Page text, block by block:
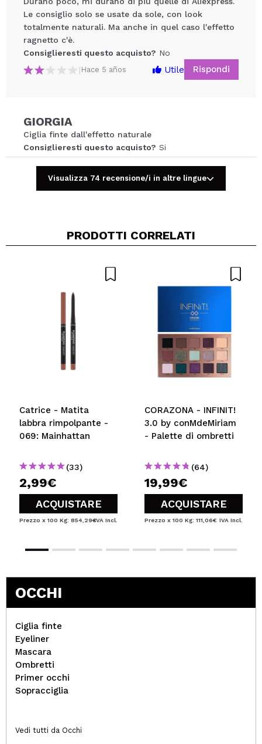
Condividi un video o una foto
Il tuo video potrebbe essere il primo. Immaginalo...
Consiglieresti questo acquisto? Si No
Le consiglio solo se usate da sole, con look
totalmente naturali. Ma anche in quel caso l'effetto
ragnetto c'è.
Consiglieresti questo acquisto? No
| Hace 5 años Utile Rispondi
GIORGIA
Ciglia finte dall'effetto naturale
Consiglieresti questo acquisto? Si
|
Utile Rispondi
Amo queste ciglia, sono super naturali, folte, non
cerbiatto apparire come si deve. ^-^ Perfette anche
per le spose! Beh, dipende sempre dalla forma degli
Rispondi
Raquel
ciglia lunghissime come me. :( Molto molto bella, la
acquisterò ancora per le spose, perché sono
veramente fantastiche.
|Hace 10 años Utile Rispondi
giulia
acquisto, ma le adoro perchè rispetto alle altre
Visualizza 74 recensione/i in altre lingue
PRODOTTI CORRELATI
Catrice - Matita
labbra rimpolpante -
069: Mainhattan
(33)
2,99€
ACQUISTARE
Prezzo x 100 Kg: 854,29€IVA Incl.
CORAZONA - INFINIT!
3.0 by conMdeMiriam
- Palette di ombretti
(64)
19,99€
ACQUISTARE
Prezzo x 100 Kg: 111,06€ IVA Incl.
OCCHI
Ciglia finte
Eyeliner
Mascara
Ombretti
Primer occhi
Sopracciglia
Vedi tutti da Occhi